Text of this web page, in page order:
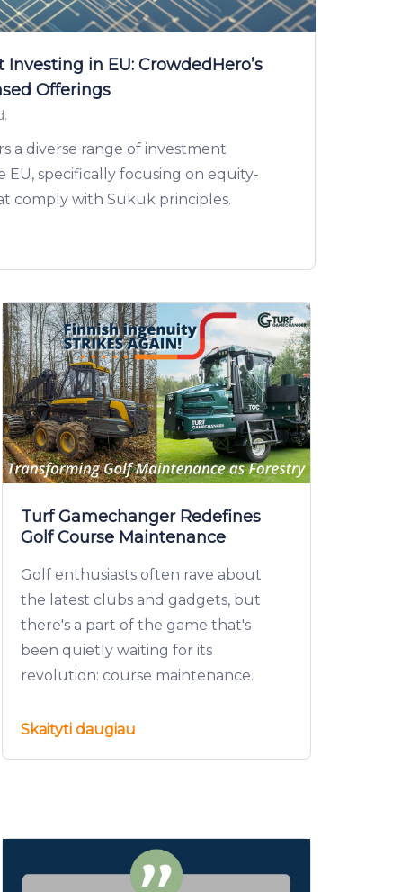
in EU: CrowdedHero’s
Offerings
a diverse range of investment
EU, specifically focusing on equity-
comply with Sukuk principles.
Turf Gamechanger Redefines
Golf Course Maintenance
Golf enthusiasts often rave about
the latest clubs and gadgets, but
there's a part of the game that's
been quietly waiting for its
revolution: course maintenance.
Skaityti daugiau